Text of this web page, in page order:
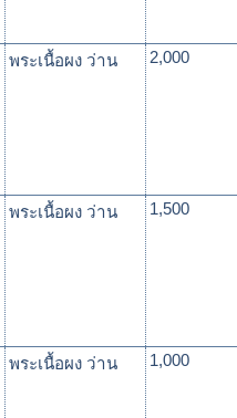
พระเนื้อผง ว่าน 2,000
พระเนื้อผง ว่าน 1,500
พระเนื้อผง ว่าน 1,000